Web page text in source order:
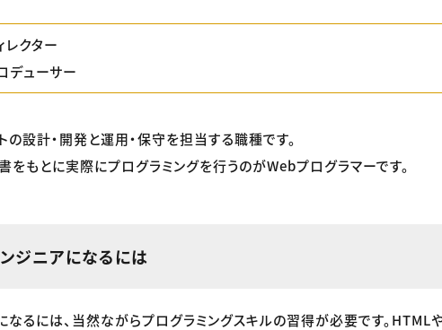
レクター
デューサー
設計・開発と運用・保守を担当する職種です。
をもとに実際にプログラミングを行うのがWebプログラマーです。
ジニアになるには
なるには、当然ながらプログラミングスキルの習得が必要です。